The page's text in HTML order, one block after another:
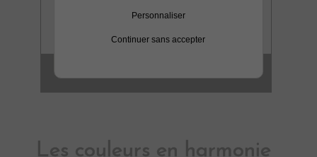
Les couleurs en harmonie
Personnaliser
Continuer sans accepter